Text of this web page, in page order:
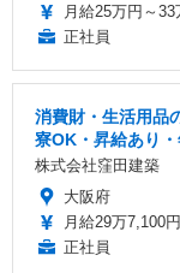
月給25万円～33
正社員
消費財・生活用品
寮OK・昇給あり
株式会社窪田建築
大阪府
月給29万7,100
正社員